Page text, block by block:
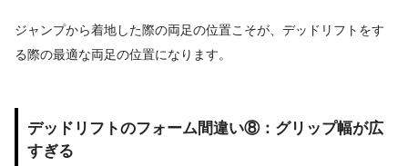
ジャンプから着地した際の両足の位置こそが、デッドリフトをす
る際の最適な両足の位置になります。
デッドリフトのフォーム間違い⑧：グリップ幅が広
すぎる